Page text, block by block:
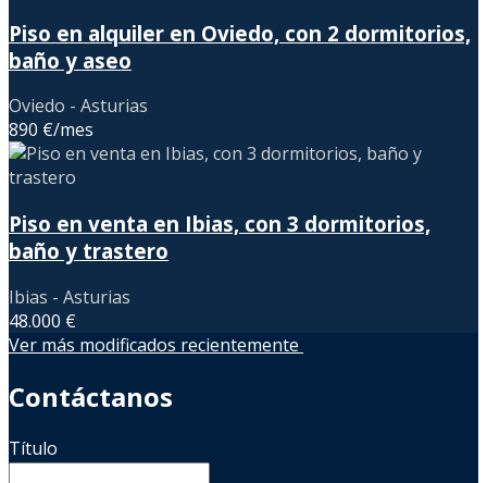
Piso en alquiler en Oviedo, con 2 dormitorios,
baño y aseo
Oviedo - Asturias
890 €/mes
Piso en venta en Ibias, con 3 dormitorios,
baño y trastero
Ibias - Asturias
48.000 €
Ver más modificados recientemente
Contáctanos
Título